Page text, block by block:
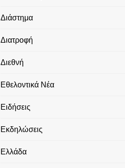
Διάστημα
Διατροφή
Διεθνή
Εθελοντικά Νέα
Ειδήσεις
Εκδηλώσεις
Ελλάδα